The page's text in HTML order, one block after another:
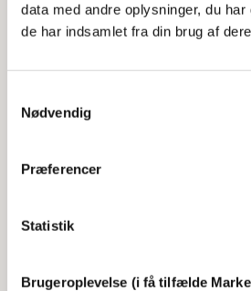
data med andre oplysninger, du
de har indsamlet fra din brug af
Nødvendig
Præferencer
Statistik
Brugeroplevelse (i få tilfælde
Se også